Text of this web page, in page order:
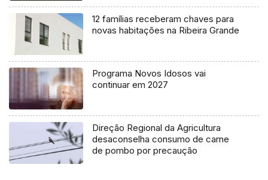
12 famílias receberam chaves para
novas habitações na Ribeira Grande
Programa Novos Idosos vai
continuar em 2027
Direção Regional da Agricultura
desaconselha consumo de carne
de pombo por precaução